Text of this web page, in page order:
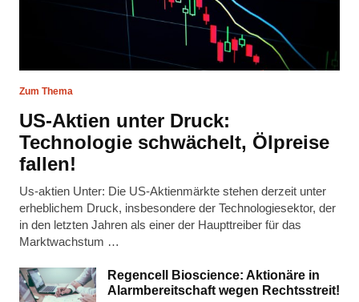
Zum Thema
US-Aktien unter Druck:
Technologie schwächelt, Ölpreise
fallen!
Us-aktien Unter: Die US-Aktienmärkte stehen derzeit unter
erheblichem Druck, insbesondere der Technologiesektor, der
in den letzten Jahren als einer der Haupttreiber für das
Marktwachstum …
Regencell Bioscience: Aktionäre in
Alarmbereitschaft wegen Rechtsstreit!